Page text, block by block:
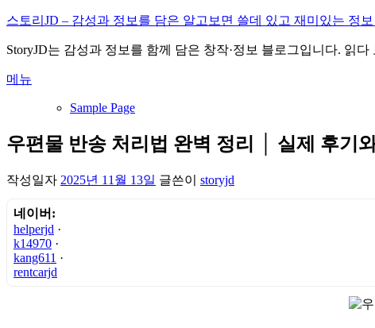
내
으
바
기
스토리JD – 감성과 정보를 담은 알고보면 쓸데 있고 재미있는 정
StoryJD는 감성과 정보를 함께 담은 창작·정보 블로그입니다. 읽
메뉴
Sample Page
우편물 반송 처리법 완벽 정리 │ 실제 후기
작성일자 2025년 11월 13일 글쓴이 storyjd
네이버:
helperjd ·
k14970 ·
kang611 ·
rentcarjd